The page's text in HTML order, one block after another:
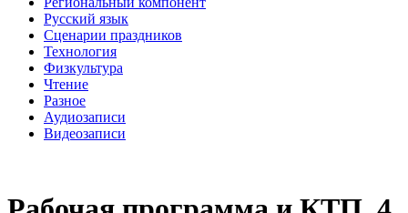
Русский язык
Сценарии праздников
Технология
Физкультура
Чтение
Разное
Аудиозаписи
Видеозаписи